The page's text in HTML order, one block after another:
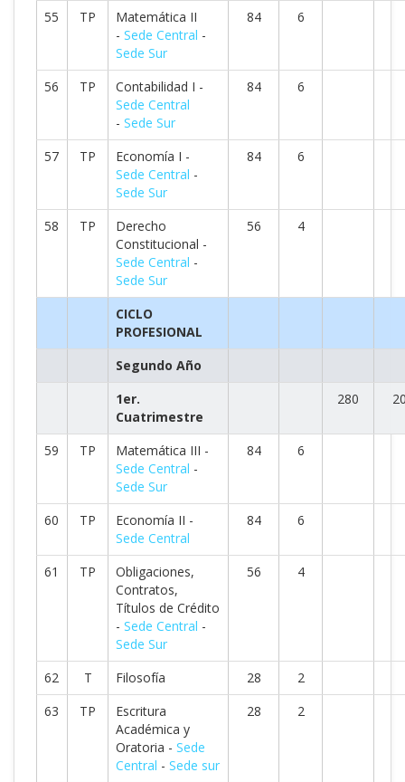
55 TP
Matemática II
- Sede Central -
Sede Sur
84 6
56 TP
Contabilidad I -
Sede Central
- Sede Sur
84 6
57 TP
Economía I -
Sede Central -
Sede Sur
84 6
58 TP
Derecho
Constitucional -
Sede Central -
Sede Sur
56 4
CICLO
PROFESIONAL
Segundo Año
1er.
Cuatrimestre
280
59 TP
Matemática III -
Sede Central -
Sede Sur
84 6
60 TP
Economía II -
Sede Central
84 6
61 TP
Obligaciones,
Contratos,
Títulos de Crédito
- Sede Central -
Sede Sur
56 4
62 T Filosofía 28
2
63
TP
Escritura
Académica y
Oratoria - Sede
Central - Sede sur
28 2